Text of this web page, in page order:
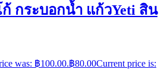
กระบอกน้ำ แก้วYeti สิน
was: ฿100.00.฿80.00Current price is: